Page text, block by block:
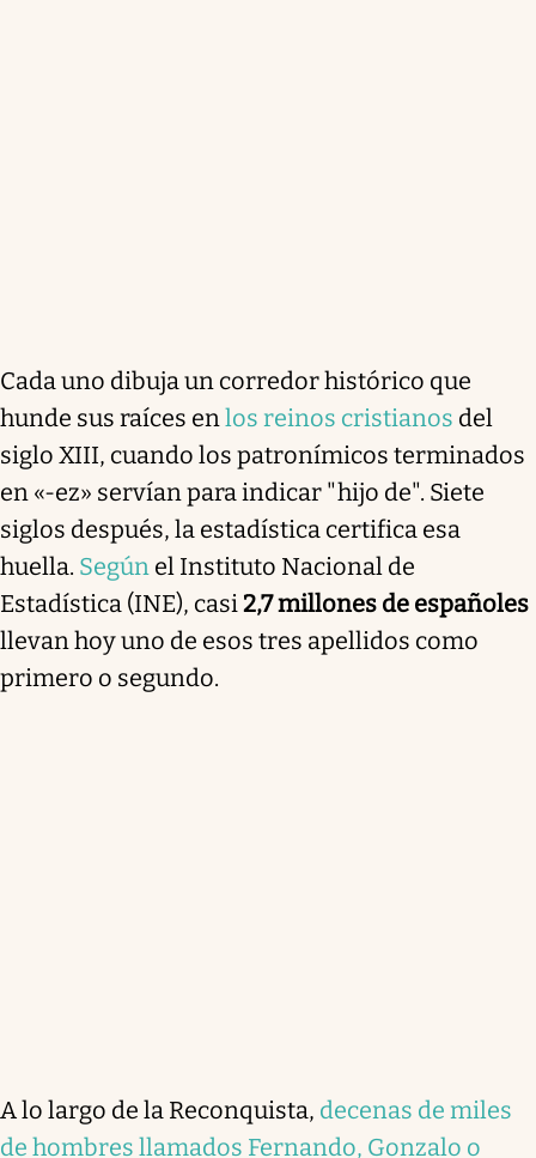
Cada uno dibuja un corredor histórico que
hunde sus raíces enlos reinos cristianos del
siglo XIII, cuando los patronímicos terminados
en «-ez» servían para indicar "hijo de". Siete
siglos después, la estadística certifica esa
huella. Según el Instituto Nacional de
Estadística (INE), casi2,7 millones de españoles
llevan hoy uno de esos tres apellidos como
primero o segundo.
A lo largo de la Reconquista, decenas de miles
de hombres llamados Fernando, Gonzalo o